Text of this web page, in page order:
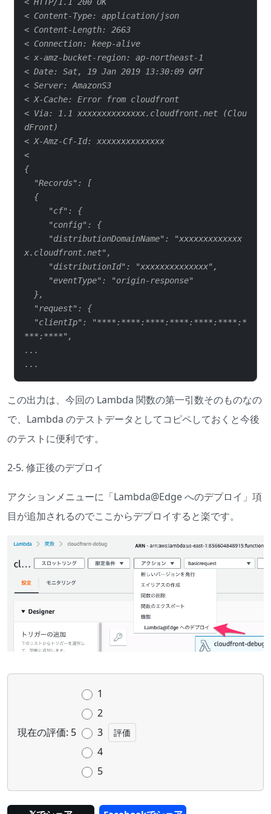
< Content-Type: application/json
< Content-Length: 2663
< Connection: keep-alive
< x-amz-bucket-region: ap-northeast-1
< Date: Sat, 19 Jan 2019 13:30:09 GMT
< Server: AmazonS3
< X-Cache: Error from cloudfront
< Via: 1.1 xxxxxxxxxxxxxx.cloudfront.net (Clou
dFront)
< X-Amz-Cf-Id: xxxxxxxxxxxxxx
<
{
  "Records": [
  {
     "cf": {
     "config": {
x.cloudfront.net",
     "distributionId": "xxxxxxxxxxxxxx",
     "eventType": "origin-response"
  },
  "request": {
***:****",
...
...
この出力は、今回の Lambda 関数の第一引数そのものなの
で、Lambda のテストデータとしてコピペしておくと今後
のテストに便利です。
2-5. 修正後のデプロイ
アクションメニューに「Lambda@Edge へのデプロイ」項
目が追加されるのでここからデプロイすると楽です。
現在の評価: 5
1
2
3
4
5